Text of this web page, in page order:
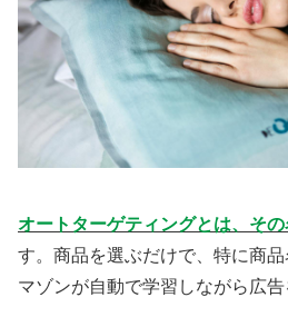
オートターゲティングとは、その
す。商品を選ぶだけで、特に商
マゾンが自動で学習しながら広告